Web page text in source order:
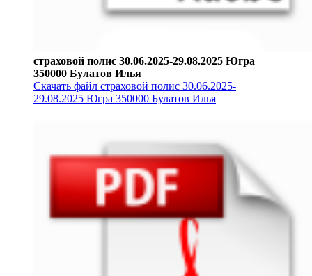
страховой полис 30.06.2025-29.08.2025 Югра
350000 Булатов Илья
Скачать файл страховой полис 30.06.2025-
29.08.2025 Югра 350000 Булатов Илья